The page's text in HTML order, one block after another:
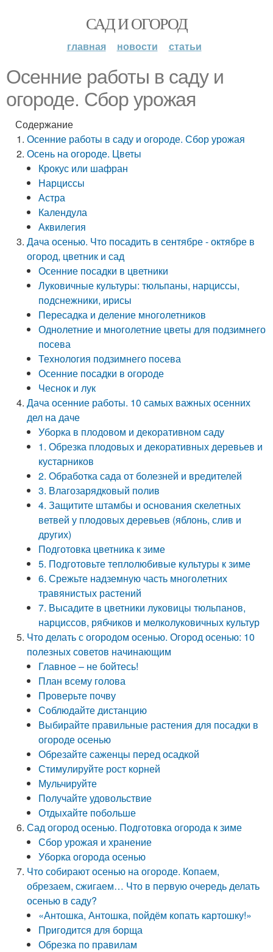
САД И ОГОРОД
главная новости статьи
Осенние работы в саду и
огороде. Сбор урожая
Содержание
Осенние работы в саду и огороде. Сбор урожая
Осень на огороде. Цветы
Крокус или шафран
Нарциссы
Астра
Календула
Аквилегия
Дача осенью. Что посадить в сентябре - октябре в
огород, цветник и сад
Осенние посадки в цветники
Луковичные культуры: тюльпаны, нарциссы,
подснежники, ирисы
Пересадка и деление многолетников
Однолетние и многолетние цветы для подзимнего
посева
Технология подзимнего посева
Осенние посадки в огороде
Чеснок и лук
Дача осенние работы. 10 самых важных осенних
дел на даче
Уборка в плодовом и декоративном саду
1. Обрезка плодовых и декоративных деревьев и
кустарников
2. Обработка сада от болезней и вредителей
3. Влагозарядковый полив
4. Защитите штамбы и основания скелетных
ветвей у плодовых деревьев (яблонь, слив и
других)
Подготовка цветника к зиме
5. Подготовьте теплолюбивые культуры к зиме
6. Срежьте надземную часть многолетних
травянистых растений
7. Высадите в цветники луковицы тюльпанов,
нарциссов, рябчиков и мелколуковичных культур
Что делать с огородом осенью. Огород осенью: 10
полезных советов начинающим
Главное – не бойтесь!
План всему голова
Проверьте почву
Соблюдайте дистанцию
Выбирайте правильные растения для посадки в
огороде осенью
Обрезайте саженцы перед осадкой
Стимулируйте рост корней
Мульчируйте
Получайте удовольствие
Отдыхайте побольше
Сад огород осенью. Подготовка огорода к зиме
Сбор урожая и хранение
Уборка огорода осенью
Что собирают осенью на огороде. Копаем,
обрезаем, сжигаем… Что в первую очередь делать
осенью в саду?
«Антошка, Антошка, пойдём копать картошку!»
Пригодится для борща
Обрезка по правилам